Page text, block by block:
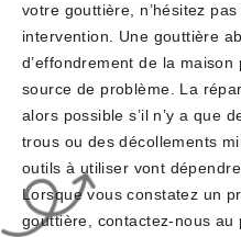
votre gouttière, n’hésitez
intervention. Une gouttière
d’effondrement de la
source de problème. La
alors possible s’il n’y a que
trous ou des décollements
outils à utiliser vont
Lorsque vous constatez un
gouttière, contactez-nous